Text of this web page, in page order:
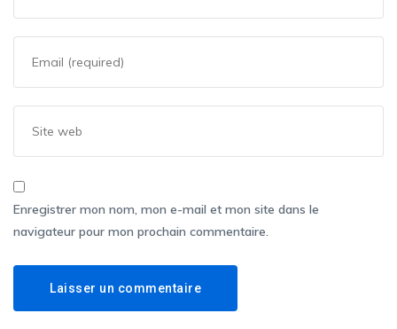
Enregistrer mon nom, mon e-mail et mon site dans le
navigateur pour mon prochain commentaire.